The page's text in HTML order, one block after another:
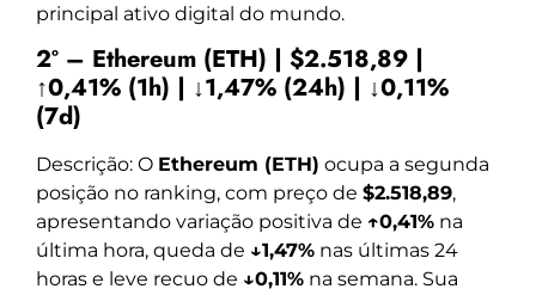
principal ativo digital do mundo.
2º – Ethereum (ETH) | $2.518,89 |
↑0,41% (1h) | ↓1,47% (24h) | ↓0,11%
(7d)
Descrição: O Ethereum (ETH) ocupa a segunda
posição no ranking, com preço de $2.518,89,
apresentando variação positiva de ↑0,41% na
última hora, queda de ↓1,47% nas últimas 24
horas e leve recuo de ↓0,11% na semana. Sua